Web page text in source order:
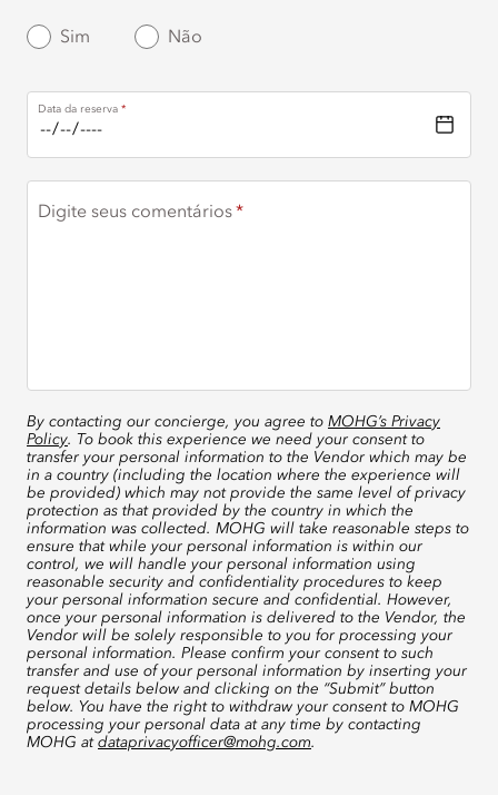
Sim Não
Data da reserva
Digite seus comentários
By contacting our concierge, you agree to MOHG’s Privacy
Policy. To book this experience we need your consent to
transfer your personal information to the Vendor which may be
in a country (including the location where the experience will
be provided) which may not provide the same level of privacy
protection as that provided by the country in which the
information was collected. MOHG will take reasonable steps to
ensure that while your personal information is within our
control, we will handle your personal information using
reasonable security and confidentiality procedures to keep
your personal information secure and confidential. However,
once your personal information is delivered to the Vendor, the
Vendor will be solely responsible to you for processing your
personal information. Please confirm your consent to such
transfer and use of your personal information by inserting your
request details below and clicking on the “Submit” button
below. You have the right to withdraw your consent to MOHG
processing your personal data at any time by contacting
MOHG at dataprivacyofficer@mohg.com.